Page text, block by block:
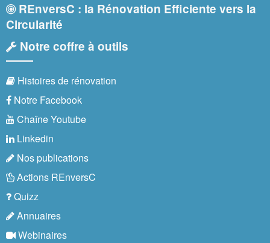
REnversC : la Rénovation Efficiente vers la
Circularité
Notre coffre à outils
Histoires de rénovation
Notre Facebook
Chaîne Youtube
Linkedin
Nos publications
Actions REnversC
Quizz
Annuaires
Webinaires